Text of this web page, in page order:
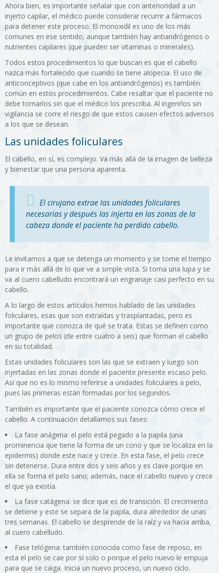
Ahora bien, es importante señalar que con anterioridad a un
injerto capilar, el médico puede considerar recurrir a fármacos
para detener este proceso. El monoxidil es uno de los más
comunes en ese sentido, aunque también hay antiandrógenos o
nutrientes capilares (que pueden ser vitaminas o minerales).
Todos estos procedimientos lo que buscan es que el cabello
nazca más fortalecido que cuando se tiene alopecia. El uso de
anticonceptivos (que cabe en los antiandrógenos) es también
común en estos procedimientos. Cabe resaltar que el paciente no
debe tomarlos sin que el médico los prescriba. Al ingerirlos sin
vigilancia se corre el riesgo de que estos causen efectos adversos
a los que se desean.
Las unidades foliculares
El cabello, en sí, es complejo. Va más allá de la imagen de belleza
y bienestar que una persona aparenta.
El cirujano extrae las unidades foliculares
necesarias y después las injerta en las zonas de la
cabeza donde el paciente ha perdido cabello.
Le invitamos a que se detenga un momento y se tome el tiempo
para ir más allá de lo que ve a simple vista. Si toma una lupa y se
va al cuero cabelludo encontrará un engranaje casi perfecto en su
cabello.
A lo largo de estos artículos hemos hablado de las unidades
foliculares, esas que son extraídas y trasplantadas, pero es
importante que conozca de qué se trata. Estas se definen como
un grupo de pelos (de entre cuatro a seis) que forman el cabello
en su totalidad.
Estas unidades foliculares son las que se extraen y luego son
injertadas en las zonas donde el paciente presente escaso pelo.
Así que no es lo mismo referirse a unidades foliculares a pelo,
pues las primeras están formadas por los segundos.
También es importante que el paciente conozca cómo crece el
cabello. A continuación detallamos sus fases:
La fase anágena: el pelo está pegado a la papila (una
prominencia que tiene la forma de un cono y que se localiza en la
epidermis) donde este nace y crece. En esta fase, el pelo crece
sin detenerse. Dura entre dos y seis años y es clave porque en
ella se forma el pelo sano; además, nace el cabello nuevo y crece
el que ya existía.
La fase catágena: se dice que es de transición. El crecimiento
se detiene y este se separa de la papila, dura alrededor de unas
tres semanas. El cabello se desprende de la raíz y va hacia arriba,
al cuero cabelludo.
Fase telógena: también conocida como fase de reposo, en
esta el pelo se cae por sí solo o porque el pelo nuevo le empuja
para que se caiga. Inicia un nuevo proceso, un nuevo ciclo.